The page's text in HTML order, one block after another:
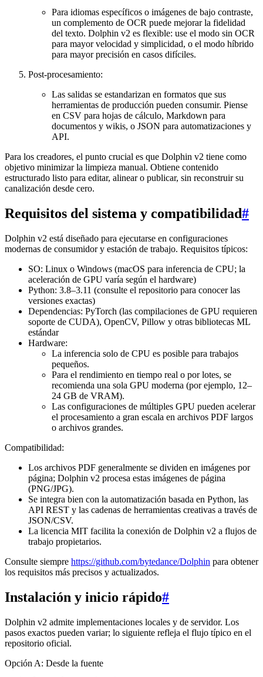
Para idiomas específicos o imágenes de bajo contraste,
un complemento de OCR puede mejorar la fidelidad
del texto. Dolphin v2 es flexible: use el modo sin OCR
para mayor velocidad y simplicidad, o el modo híbrido
para mayor precisión en casos difíciles.
Post-procesamiento:
Las salidas se estandarizan en formatos que sus
herramientas de producción pueden consumir. Piense
en CSV para hojas de cálculo, Markdown para
documentos y wikis, o JSON para automatizaciones y
API.
Para los creadores, el punto crucial es que Dolphin v2 tiene como
objetivo minimizar la limpieza manual. Obtiene contenido
estructurado listo para editar, alinear o publicar, sin reconstruir su
canalización desde cero.
Requisitos del sistema y compatibilidad#
Dolphin v2 está diseñado para ejecutarse en configuraciones
modernas de consumidor y estación de trabajo. Requisitos típicos:
SO: Linux o Windows (macOS para inferencia de CPU; la
aceleración de GPU varía según el hardware)
Python: 3.8–3.11 (consulte el repositorio para conocer las
versiones exactas)
Dependencias: PyTorch (las compilaciones de GPU requieren
soporte de CUDA), OpenCV, Pillow y otras bibliotecas ML
estándar
Hardware:
La inferencia solo de CPU es posible para trabajos
pequeños.
Para el rendimiento en tiempo real o por lotes, se
recomienda una sola GPU moderna (por ejemplo, 12–
24 GB de VRAM).
Las configuraciones de múltiples GPU pueden acelerar
el procesamiento a gran escala en archivos PDF largos
o archivos grandes.
Compatibilidad:
Los archivos PDF generalmente se dividen en imágenes por
página; Dolphin v2 procesa estas imágenes de página
(PNG/JPG).
Se integra bien con la automatización basada en Python, las
API REST y las cadenas de herramientas creativas a través de
JSON/CSV.
La licencia MIT facilita la conexión de Dolphin v2 a flujos de
trabajo propietarios.
Consulte siempre https://github.com/bytedance/Dolphin para obtener
los requisitos más precisos y actualizados.
Instalación y inicio rápido#
Dolphin v2 admite implementaciones locales y de servidor. Los
pasos exactos pueden variar; lo siguiente refleja el flujo típico en el
repositorio oficial.
Opción A: Desde la fuente